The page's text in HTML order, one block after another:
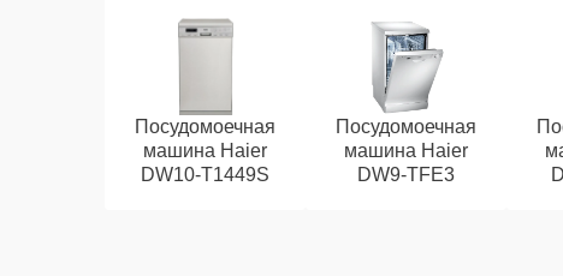
Посудомоечная
машина Haier
DW10-T1449S
Посудомоечная
машина Haier
DW9-TFE3